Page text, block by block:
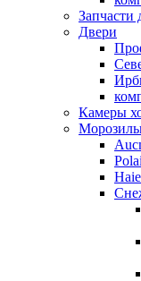
Запчасти
Двери
Камеры